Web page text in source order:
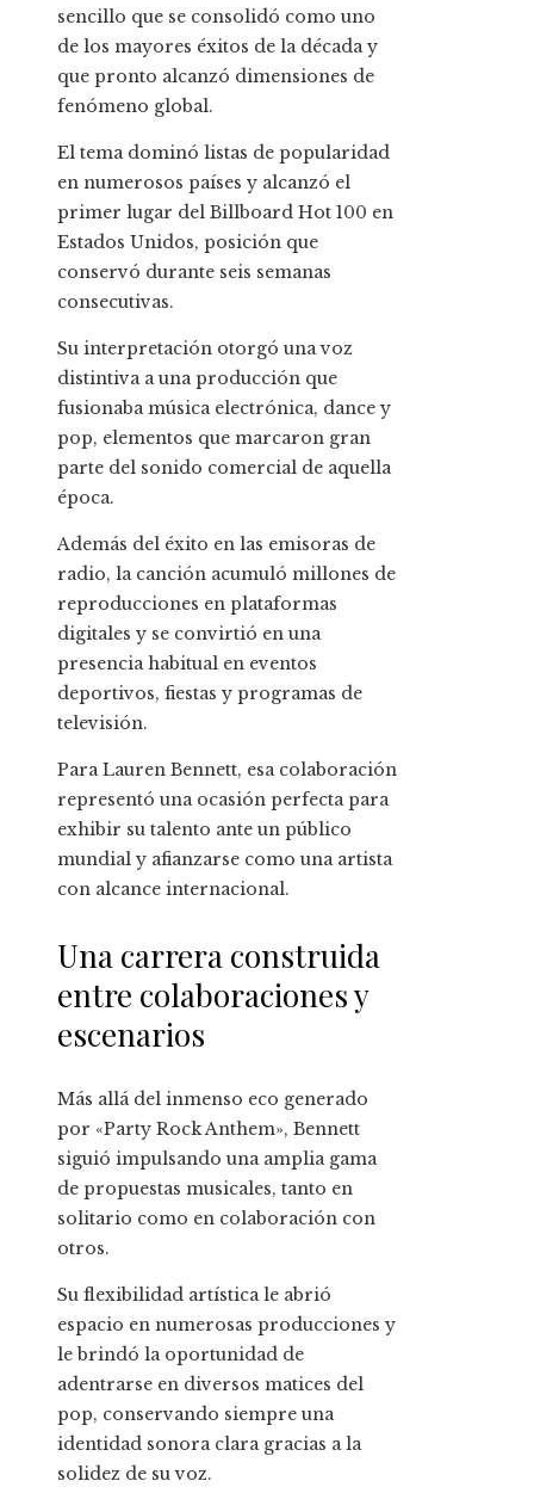
sencillo que se consolidó como uno
de los mayores éxitos de la década y
que pronto alcanzó dimensiones de
fenómeno global.
El tema dominó listas de popularidad
en numerosos países y alcanzó el
primer lugar del Billboard Hot 100 en
Estados Unidos, posición que
conservó durante seis semanas
consecutivas.
Su interpretación otorgó una voz
distintiva a una producción que
fusionaba música electrónica, dance y
pop, elementos que marcaron gran
parte del sonido comercial de aquella
época.
Además del éxito en las emisoras de
radio, la canción acumuló millones de
reproducciones en plataformas
digitales y se convirtió en una
presencia habitual en eventos
deportivos, fiestas y programas de
televisión.
Para Lauren Bennett, esa colaboración
representó una ocasión perfecta para
exhibir su talento ante un público
mundial y afianzarse como una artista
con alcance internacional.
Una carrera construida
entre colaboraciones y
escenarios
Más allá del inmenso eco generado
por «Party Rock Anthem», Bennett
siguió impulsando una amplia gama
de propuestas musicales, tanto en
solitario como en colaboración con
otros.
Su flexibilidad artística le abrió
espacio en numerosas producciones y
le brindó la oportunidad de
adentrarse en diversos matices del
pop, conservando siempre una
identidad sonora clara gracias a la
solidez de su voz.